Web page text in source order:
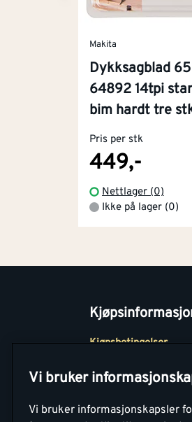
Makita
Dykksagblad
64892 14tpi
bim hardt tre
Pris per stk
449,-
Nettlager (0)
Ikke på lager (0)
Kjøpsbetingelser
Betaling
Vi bruker
Vi bruker informasjonskapsler